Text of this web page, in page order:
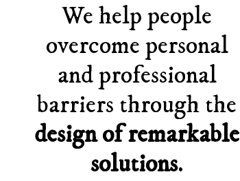
We help people
overcome personal
and professional
barriers through the
design of remarkable
solutions.